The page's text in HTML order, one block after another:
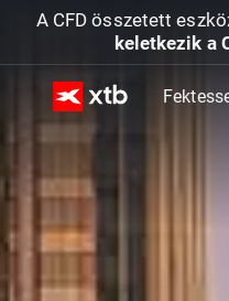
A CFD összetett
keletkezik a